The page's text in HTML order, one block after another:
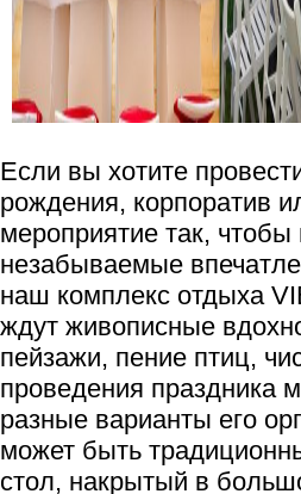
Если вы хотите
рождения, корпоратив
мероприятие так,
незабываемые
наш комплекс отдыха
ждут живописные
пейзажи, пение птиц,
проведения праздника
разные варианты его
может быть
стол, накрытый в